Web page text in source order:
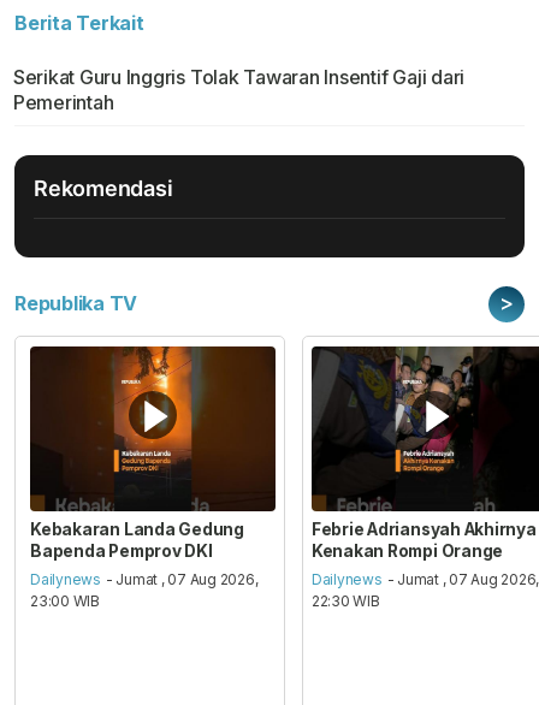
Berita Terkait
Serikat Guru Inggris Tolak Tawaran Insentif Gaji dari
Pemerintah
Rekomendasi
Republika TV >
Kebakaran Landa Gedung
Bapenda Pemprov DKI
Dailynews - Jumat , 07 Aug 2026,
23:00 WIB
Febrie Adriansyah Akhirnya
Kenakan Rompi Orange
Dailynews - Jumat , 07 Aug 2026,
22:30 WIB